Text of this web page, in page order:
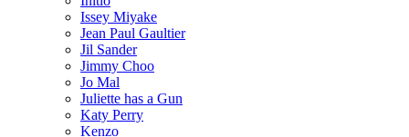
Issey Miyake
Jean Paul Gaultier
Jil Sander
Jimmy Choo
Jo Mal
Juliette has a Gun
Katy Perry
Kenzo